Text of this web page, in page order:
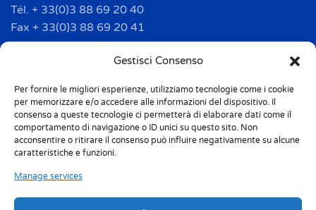
Gestisci Consenso
Per fornire le migliori esperienze, utilizziamo tecnologie come i cookie
per memorizzare e/o accedere alle informazioni del dispositivo. Il
consenso a queste tecnologie ci permetterà di elaborare dati come il
comportamento di navigazione o ID unici su questo sito. Non
acconsentire o ritirare il consenso può influire negativamente su alcune
caratteristiche e funzioni.
Manage services
Tél. + 33(0)3 88 69 20 40
Fax + 33(0)3 88 69 20 41
info.france@m-home.com
Mondex Menaje España S.a.
Address: Ctra de Girona, km. 101.5
E-17160 Angles (Girona)
Tel. + 34 9 72 42 32 50
info.spain@m-home.com